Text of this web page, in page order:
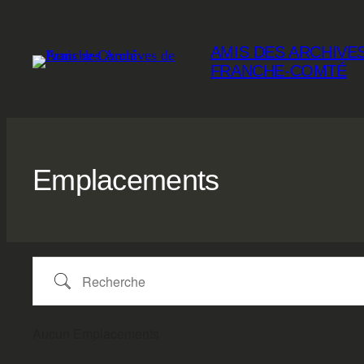
contenu
AMIS DES
FRANCHE-COMTÉ
Emplacements
Recherche